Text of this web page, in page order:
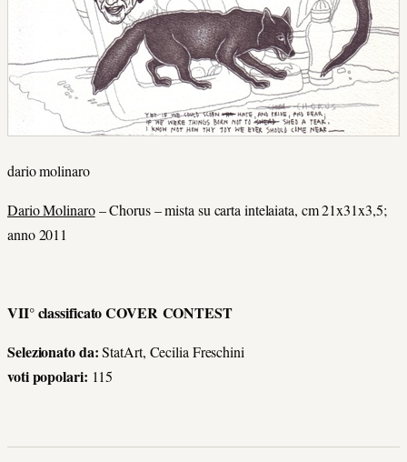
dario molinaro
Dario Molinaro– Chorus – mista su carta intelaiata, cm 21x31x3,5;
anno 2011
VII° classificato COVER CONTEST
Selezionato da:StatArt, Cecilia Freschini
voti popolari: 115